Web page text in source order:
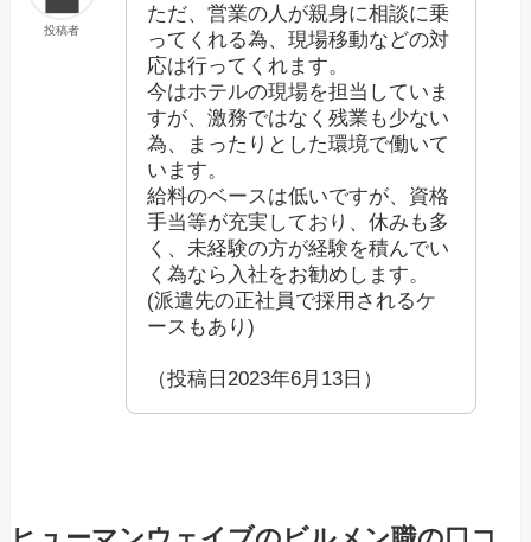
投稿者
ただ、営業の人が親身に相談に乗
ってくれる為、現場移動などの対
応は行ってくれます。
今はホテルの現場を担当していま
すが、激務ではなく残業も少ない
為、まったりとした環境で働いて
います。
給料のベースは低いですが、資格
手当等が充実しており、休みも多
く、未経験の方が経験を積んでい
く為なら入社をお勧めします。
(派遣先の正社員で採用されるケ
ースもあり)
（投稿日2023年6月13日）